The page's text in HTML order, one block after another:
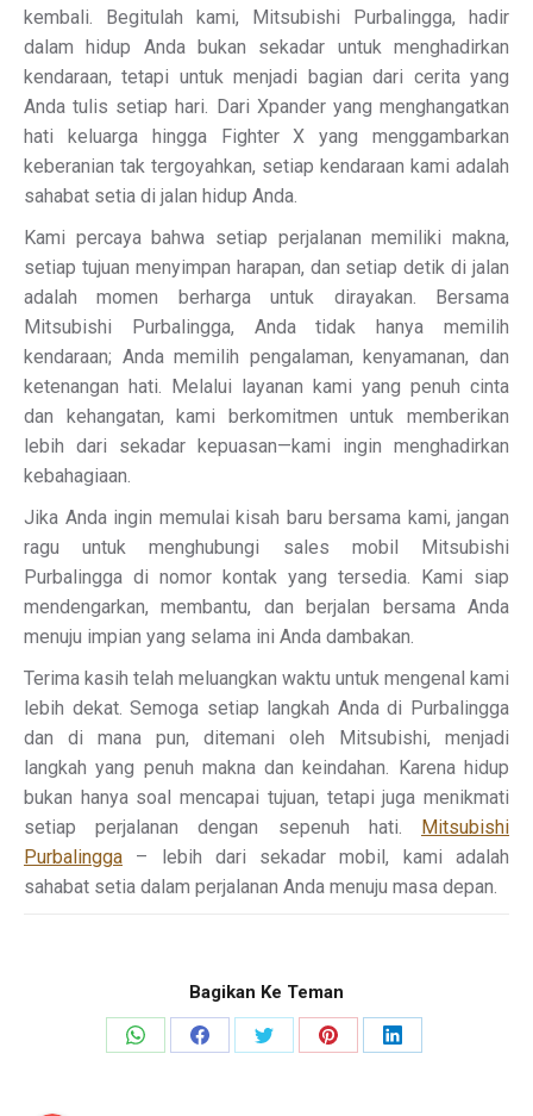
kembali. Begitulah kami, Mitsubishi Purbalingga, hadir
dalam hidup Anda bukan sekadar untuk menghadirkan
kendaraan, tetapi untuk menjadi bagian dari cerita yang
Anda tulis setiap hari. Dari Xpander yang menghangatkan
hati keluarga hingga Fighter X yang menggambarkan
keberanian tak tergoyahkan, setiap kendaraan kami adalah
sahabat setia di jalan hidup Anda.
Kami percaya bahwa setiap perjalanan memiliki makna,
setiap tujuan menyimpan harapan, dan setiap detik di jalan
adalah momen berharga untuk dirayakan. Bersama
Mitsubishi Purbalingga, Anda tidak hanya memilih
kendaraan; Anda memilih pengalaman, kenyamanan, dan
ketenangan hati. Melalui layanan kami yang penuh cinta
dan kehangatan, kami berkomitmen untuk memberikan
lebih dari sekadar kepuasan—kami ingin menghadirkan
kebahagiaan.
Jika Anda ingin memulai kisah baru bersama kami, jangan
ragu untuk menghubungi sales mobil Mitsubishi
Purbalingga di nomor kontak yang tersedia. Kami siap
mendengarkan, membantu, dan berjalan bersama Anda
menuju impian yang selama ini Anda dambakan.
Terima kasih telah meluangkan waktu untuk mengenal kami
lebih dekat. Semoga setiap langkah Anda di Purbalingga
dan di mana pun, ditemani oleh Mitsubishi, menjadi
langkah yang penuh makna dan keindahan. Karena hidup
bukan hanya soal mencapai tujuan, tetapi juga menikmati
setiap perjalanan dengan sepenuh hati. Mitsubishi
Purbalingga – lebih dari sekadar mobil, kami adalah
sahabat setia dalam perjalanan Anda menuju masa depan.
Bagikan Ke Teman
Share
Share
Share
Share
Share